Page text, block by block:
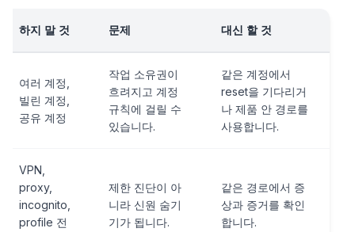
하지 말 것 문제 대신 할 것
여러 계정,
빌린 계정,
공유 계정
작업 소유권이
흐려지고 계정
규칙에 걸릴 수
있습니다.
같은 계정에서
reset을 기다리거
나 제품 안 경로를
사용합니다.
VPN,
proxy,
incognito,
profile 전
제한 진단이 아
니라 신원 숨기
기가 됩니다.
같은 경로에서 증
상과 증거를 확인
합니다.